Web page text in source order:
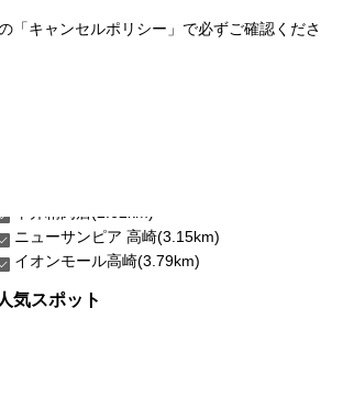
「キャンセルポリシー」で必ずご確認くださ
ニューサンピア 高崎(3.15km)
イオンモール高崎(3.79km)
人気スポット